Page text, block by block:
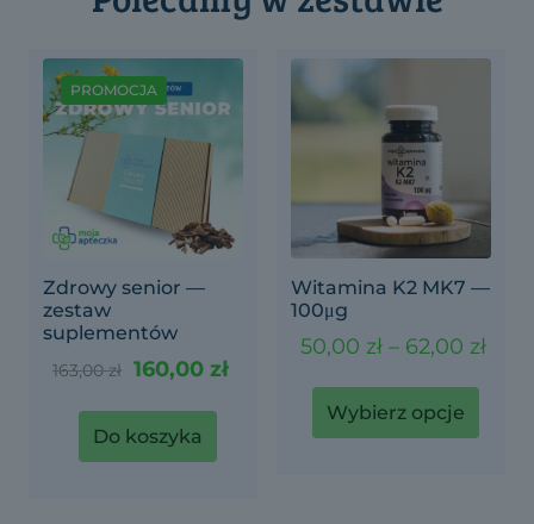
PROMOCJA
Zdrowy senior —
zestaw
suplementów
163,00zł Pierwotna
wynosiła:
163,00 zł.
160,00 złAktualna
160,00 zł.
Do koszyka
Witamina K2 MK7 —
100μg
50,00 zł – 62,00 zł
Wybierz opcje